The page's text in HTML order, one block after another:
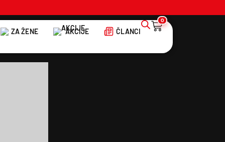
ZA ŽENE AKCIJE ČLANCI
0